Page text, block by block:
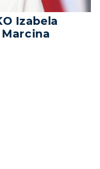
Izabela